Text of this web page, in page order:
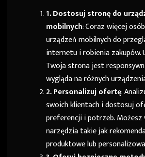
1. Dostosuj stronę do
mobilnych: Coraz więcej
urządzeń mobilnych do
internetu i robienia zakupów.
Twoja strona jest
wygląda na różnych
2. Personalizuj ofertę:
swoich klientach i dostosuj
preferencji i potrzeb.
narzędzia takie jak
produktowe lub